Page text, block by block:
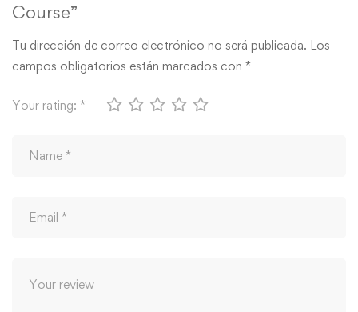
Course”
Tu dirección de correo electrónico no será publicada. Los
campos obligatorios están marcados con *
Your rating: *